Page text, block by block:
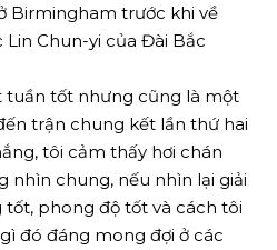
Birmingham trước khi về
Chun-yi của Đài Bắc
tuần tốt nhưng cũng là một
trận chung kết lần thứ hai
tôi cảm thấy hơi chán
nhìn chung, nếu nhìn lại giải
tốt, phong độ tốt và cách tôi
đó đáng mong đợi ở các